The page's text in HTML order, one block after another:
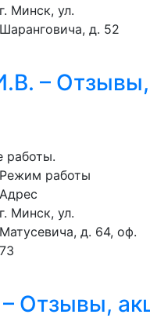
г. Минск, ул.
Шаранговича, д. 52
–
работы.
Режим работы
Адрес
г. Минск, ул.
Матусевича, д. 64, оф.
73
Отзывы,